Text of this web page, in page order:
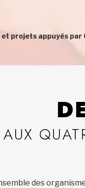
projets appuyés par
AUX
des